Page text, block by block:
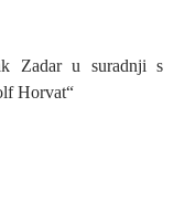
Zadar u suradnji s
Horvat“